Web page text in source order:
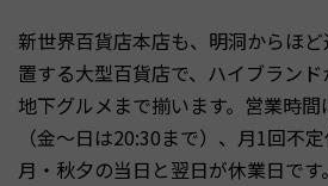
新世界百貨店本店も、明洞からほ
置する大型百貨店で、ハイブラン
地下グルメまで揃います。営業時
（金〜日は20:30まで）、月1回不
月・秋夕の当日と翌日が休業日です。